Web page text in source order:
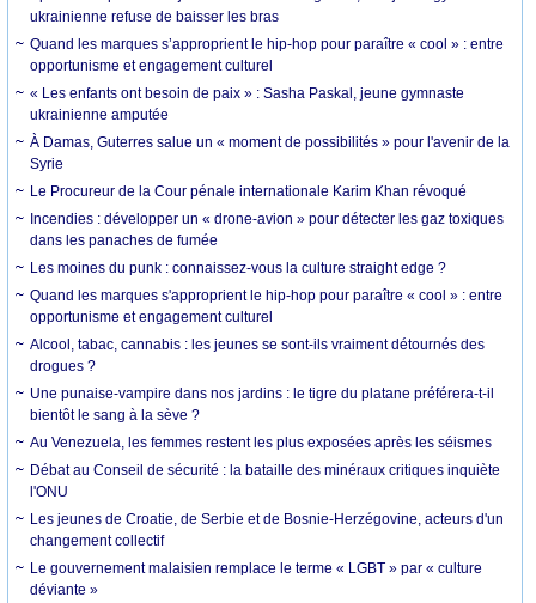
ukrainienne refuse de baisser les bras
Quand les marques s’approprient le hip-hop pour paraître « cool » : entre
opportunisme et engagement culturel
« Les enfants ont besoin de paix » : Sasha Paskal, jeune gymnaste
ukrainienne amputée
À Damas, Guterres salue un « moment de possibilités » pour l'avenir de la
Syrie
Le Procureur de la Cour pénale internationale Karim Khan révoqué
Incendies : développer un « drone-avion » pour détecter les gaz toxiques
dans les panaches de fumée
Les moines du punk : connaissez-vous la culture straight edge ?
Quand les marques s'approprient le hip-hop pour paraître « cool » : entre
opportunisme et engagement culturel
Alcool, tabac, cannabis : les jeunes se sont-ils vraiment détournés des
drogues ?
Une punaise-vampire dans nos jardins : le tigre du platane préférera-t-il
bientôt le sang à la sève ?
Au Venezuela, les femmes restent les plus exposées après les séismes
Débat au Conseil de sécurité : la bataille des minéraux critiques inquiète
l'ONU
Les jeunes de Croatie, de Serbie et de Bosnie-Herzégovine, acteurs d'un
changement collectif
Le gouvernement malaisien remplace le terme « LGBT » par « culture
déviante »